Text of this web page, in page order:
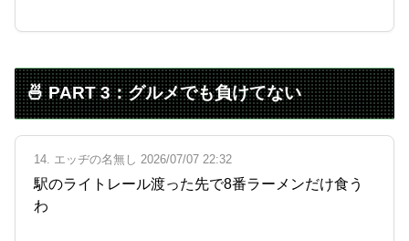
🍜 PART 3：グルメでも負けてない
14. エッヂの名無し 2026/07/07 22:32
駅のライトレール渡った先で8番ラーメンだけ食う
わ